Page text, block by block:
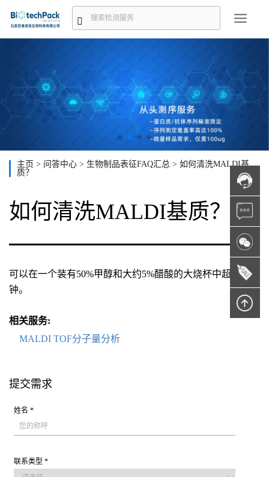
主页 > 问答中心 > 生物制品表征FAQ汇总 > 如何清洗MALDI基
质？
如何清洗MALDI基质？
可以在一个装有50%甲醇和大约5%醋酸的大烧杯中超声10分
钟。
相关服务:
MALDI TOF分子量分析
提交需求
姓名 *
联系类型 *